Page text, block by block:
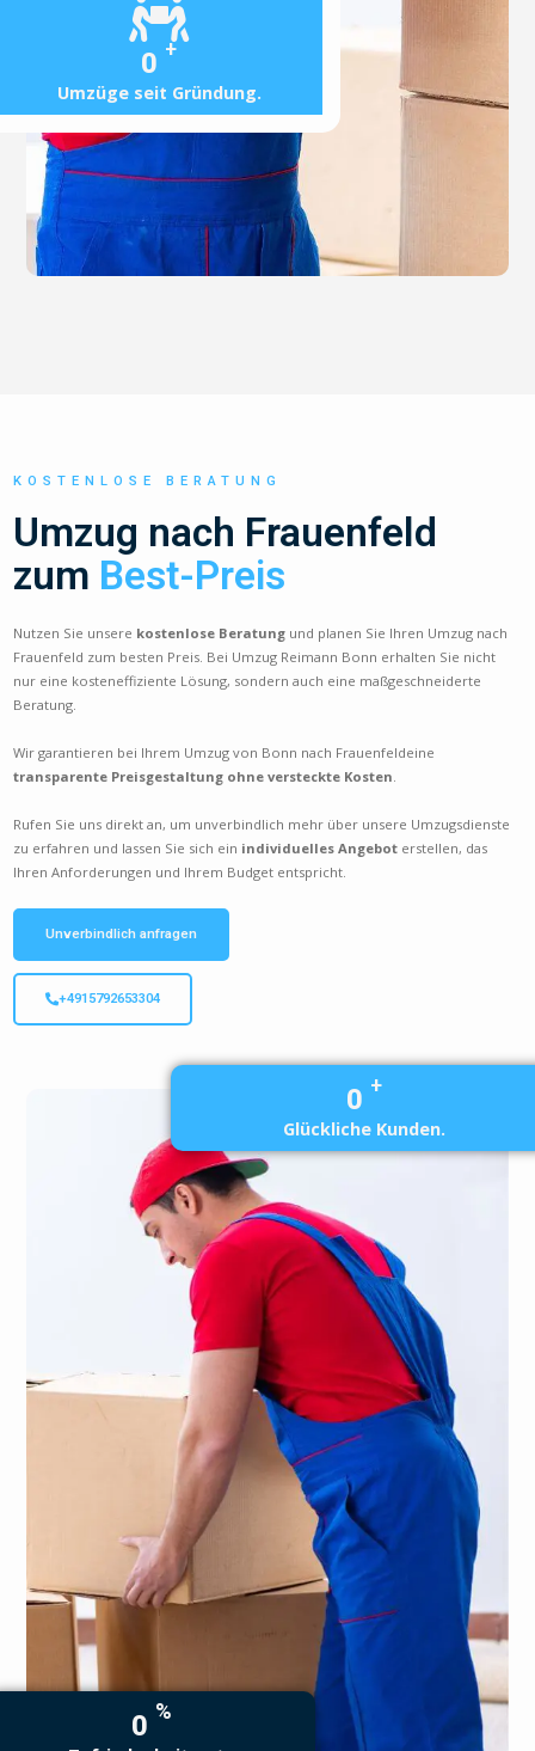
0 +
Umzüge seit Gründung.
KOSTENLOSE BERATUNG
Umzug nach Frauenfeld
zum Best-Preis
Nutzen Sie unsere kostenlose Beratung und planen Sie Ihren Umzug nach
Frauenfeld zum besten Preis. Bei Umzug Reimann Bonn erhalten Sie nicht
nur eine kosteneffiziente Lösung, sondern auch eine maßgeschneiderte
Beratung.
Wir garantieren bei Ihrem Umzug von Bonn nach Frauenfeldeine
transparente Preisgestaltung ohne versteckte Kosten
Rufen Sie uns direkt an, um unverbindlich mehr über unsere Umzugsdienste
zu erfahren und lassen Sie sich ein individuelles Angebot erstellen, das
Ihren Anforderungen und Ihrem Budget entspricht.
Unverbindlich anfragen
+4915792653304
0 +
Glückliche Kunden.
0 %